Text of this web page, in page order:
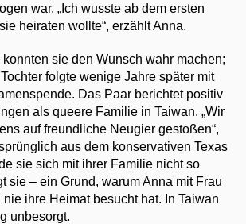
war. „Ich wusste ab dem ersten
heiraten wollte“, erzählt Anna.
sie den Wunsch wahr machen;
folgte wenige Jahre später mit
Das Paar berichtet positiv
als queere Familie in Taiwan. „Wir
auf freundliche Neugier gestoßen“,
aus dem konservativen Texas
sie sich mit ihrer Familie nicht so
sie – ein Grund, warum Anna mit Frau
nie ihre Heimat besucht hat. In Taiwan
unbesorgt.